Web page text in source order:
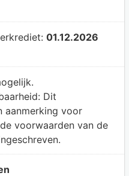
01.12.2026
Dit
aanmerking voor
voorwaarden van de